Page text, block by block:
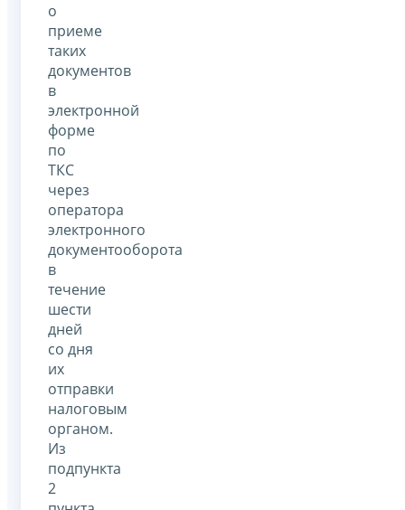
о
приеме
таких
документов
в
электронной
форме
по
ТКС
через
оператора
электронного
документооборота
в
течение
шести
дней
со дня
их
отправки
налоговым
органом.
Из
подпункта
2